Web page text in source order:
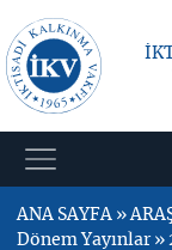
ANA SAYFA »
Dönem Yayınlar »